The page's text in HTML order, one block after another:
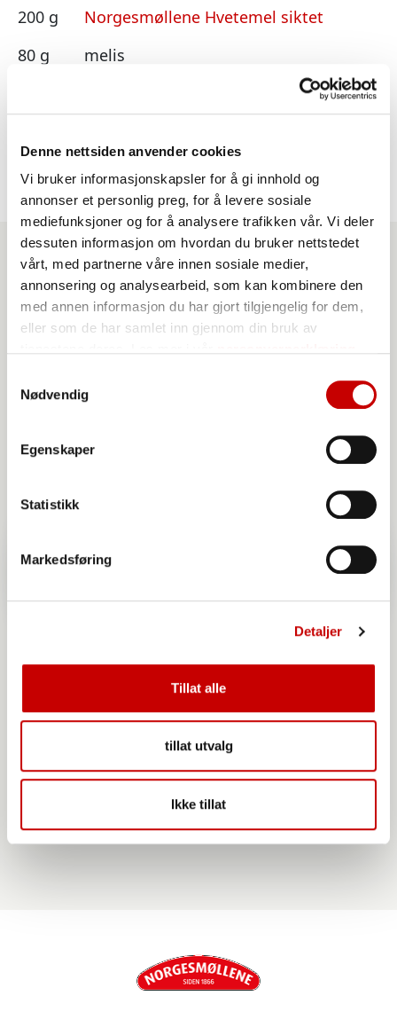
Denne nettsiden anvender cookies
Vi bruker informasjonskapsler for å gi innhold og
annonser et personlig preg, for å levere sosiale
mediefunksjoner og for å analysere trafikken vår. Vi deler
dessuten informasjon om hvordan du bruker nettstedet
vårt, med partnerne våre innen sosiale medier,
annonsering og analysearbeid, som kan kombinere den
med annen informasjon du har gjort tilgjengelig for dem,
eller som de har samlet inn gjennom din bruk av
Nødvendig
Egenskaper
Statistikk
Markedsføring
Detaljer
Tillat alle
tillat utvalg
Ikke tillat
200 g
Norgesmøllene Hvetemel siktet
80 g
melis
Produkter du kan benytte
til denne oppskriften
Norgesmøllene Hvetemel siktet